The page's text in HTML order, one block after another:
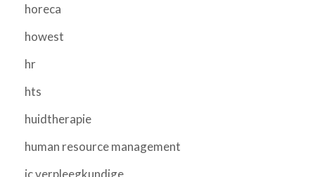
horeca
howest
hr
hts
huidtherapie
human resource management
ic verpleegkundige